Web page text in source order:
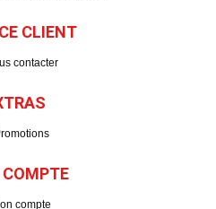
CLIENT
contacter
compte